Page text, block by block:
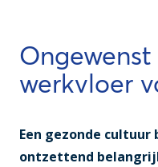
werkvloer
Een gezonde
ontzettend